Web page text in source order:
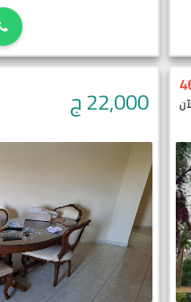
22,000ج